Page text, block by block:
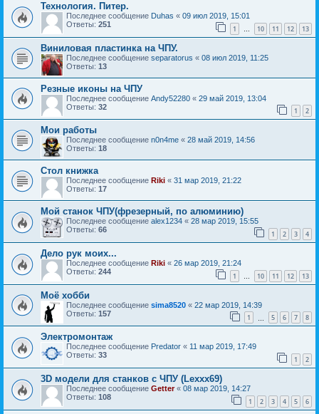
Технология. Питер.
Последнее сообщение Duhas « 09 июл 2019, 15:01
Ответы: 251 1 … 10 11 12 13
Виниловая пластинка на ЧПУ.
Последнее сообщение separatorus « 08 июл 2019, 11:25
Ответы: 13
Резные иконы на ЧПУ
Последнее сообщение Andy52280 « 29 май 2019, 13:04
Ответы: 32 1 2
Мои работы
Последнее сообщение n0n4me « 28 май 2019, 14:56
Ответы: 18
Стол книжка
Последнее сообщение Riki « 31 мар 2019, 21:22
Ответы: 17
Мой станок ЧПУ(фрезерный, по алюминию)
Последнее сообщение alex1234 « 28 мар 2019, 15:55
Ответы: 66 1 2 3 4
Дело рук моих...
Последнее сообщение Riki « 26 мар 2019, 21:24
Ответы: 244 1 … 10 11 12 13
Моё хобби
Последнее сообщение sima8520 « 22 мар 2019, 14:39
Ответы: 157 1 5 6 7 8
Электромонтаж
Последнее сообщение Predator « 11 мар 2019, 17:49
Ответы: 33 1 2
3D модели для станков с ЧПУ (Lexxx69)
Последнее сообщение Getter« 08 мар 2019, 14:27
Ответы: 108 1 2 3 4 5 6